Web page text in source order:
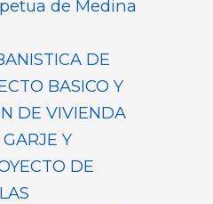
de Medina
DE
BASICO Y
DE VIVIENDA
Y
DE